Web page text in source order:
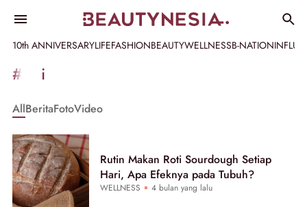
10th ANNIVERSARYLIFEFASHIONBEAUTYWELLNESSB-NATION
Informasi
[GET_DATA_TITLE]
Beautynesia
#roti
AllBeritaFotoVideo
Rutin Makan Roti Sourdough Setiap
Hari, Apa Efeknya pada Tubuh?
WELLNESS 4 bulan yang lalu